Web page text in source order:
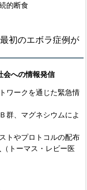
的断食
初のエボラ症例が
会への情報発信
ワークを通じた緊急情
群、マグネシウムによ
トやプロトコルの配布
トーマス・レビー医